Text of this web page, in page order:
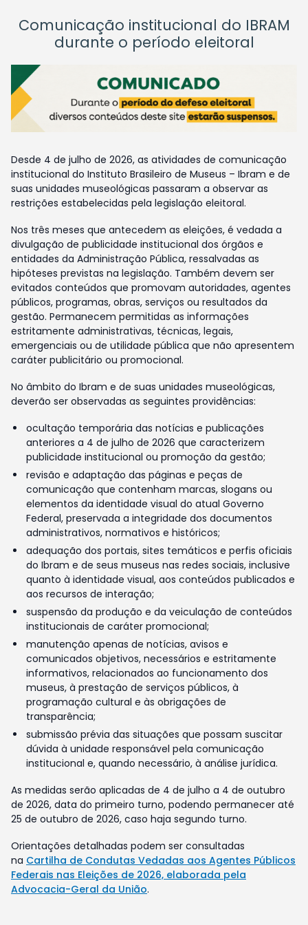
Comunicação institucional do IBRAM
durante o período eleitoral
Desde 4 de julho de 2026, as atividades de comunicação
institucional do Instituto Brasileiro de Museus – Ibram e de
suas unidades museológicas passaram a observar as
restrições estabelecidas pela legislação eleitoral.
Nos três meses que antecedem as eleições, é vedada a
divulgação de publicidade institucional dos órgãos e
entidades da Administração Pública, ressalvadas as
hipóteses previstas na legislação. Também devem ser
evitados conteúdos que promovam autoridades, agentes
públicos, programas, obras, serviços ou resultados da
gestão. Permanecem permitidas as informações
estritamente administrativas, técnicas, legais,
emergenciais ou de utilidade pública que não apresentem
caráter publicitário ou promocional.
No âmbito do Ibram e de suas unidades museológicas,
deverão ser observadas as seguintes providências:
ocultação temporária das notícias e publicações
anteriores a 4 de julho de 2026 que caracterizem
publicidade institucional ou promoção da gestão;
revisão e adaptação das páginas e peças de
comunicação que contenham marcas, slogans ou
elementos da identidade visual do atual Governo
Federal, preservada a integridade dos documentos
administrativos, normativos e históricos;
adequação dos portais, sites temáticos e perfis oficiais
do Ibram e de seus museus nas redes sociais, inclusive
quanto à identidade visual, aos conteúdos publicados e
aos recursos de interação;
suspensão da produção e da veiculação de conteúdos
institucionais de caráter promocional;
manutenção apenas de notícias, avisos e
comunicados objetivos, necessários e estritamente
informativos, relacionados ao funcionamento dos
museus, à prestação de serviços públicos, à
programação cultural e às obrigações de
transparência;
submissão prévia das situações que possam suscitar
dúvida à unidade responsável pela comunicação
institucional e, quando necessário, à análise jurídica.
As medidas serão aplicadas de 4 de julho a 4 de outubro
de 2026, data do primeiro turno, podendo permanecer até
25 de outubro de 2026, caso haja segundo turno.
Orientações detalhadas podem ser consultadas
na Cartilha de Condutas Vedadas aos Agentes Públicos
Federais nas Eleições de 2026, elaborada pela
Advocacia-Geral da União.